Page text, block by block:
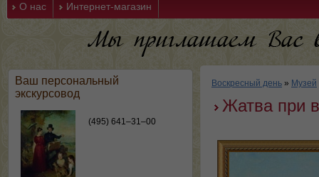
О нас Интернет-магазин
Ваш персональный
экскурсовод
(495) 641–31–00
Воскресный день » Музей
Жатва при